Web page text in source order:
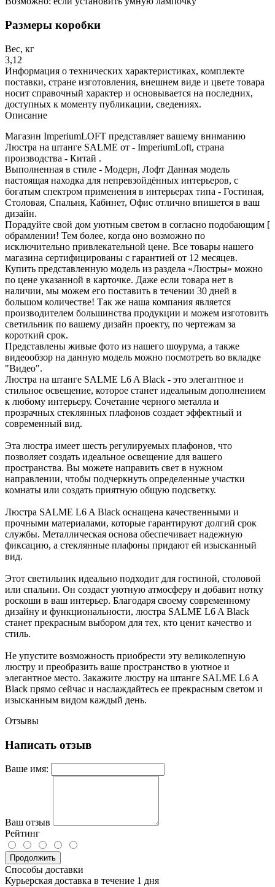
Размеры коробки
Вес, кг
3,12
Информация о технических характеристиках, комплекте
поставки, стране изготовления, внешнем виде и цвете товара
носит справочный характер и основывается на последних,
доступных к моменту публикации, сведениях.
Описание
Магазин ImperiumLOFT представляет вашему вниманию
Люстра на штанге SALME от - ImperiumLoft, страна
производства - Китай .
Выполненная в стиле - Модерн, Лофт Данная модель
настоящая находка для непревзойдённых интерьеров, с
богатым спектром применения в интерьерах типа - Гостиная,
Столовая, Спальня, Кабинет, Офис отлично впишется в ваш
дизайн.
Порадуйте свой дом уютным светом в согласно подобающим [
обрамлении! Тем более, когда оно возможно по
исключительно привлекательной цене. Все товары нашего
магазина сертифицированы с гарантией от 12 месяцев.
Купить представленную модель из раздела «Люстры» можно
по цене указанной в карточке. Даже если товара нет в
наличии, мы можем его поставить в течении 30 дней в
большом количестве! Так же наша компания является
производителем большинства продукции и можем изготовить
светильник по вашему дизайн проекту, по чертежам за
короткий срок.
Представлены живые фото из нашего шоурума, а также
видеообзор на данную модель можно посмотреть во вкладке
"Видео".
Люстра на штанге SALME L6 A Black - это элегантное и
стильное освещение, которое станет идеальным дополнением
к любому интерьеру. Сочетание черного металла и
прозрачных стеклянных плафонов создает эффектный и
современный вид.
Эта люстра имеет шесть регулируемых плафонов, что
позволяет создать идеальное освещение для вашего
пространства. Вы можете направить свет в нужном
направлении, чтобы подчеркнуть определенные участки
комнаты или создать приятную общую подсветку.
Люстра SALME L6 A Black оснащена качественными и
прочными материалами, которые гарантируют долгий срок
службы. Металлическая основа обеспечивает надежную
фиксацию, а стеклянные плафоны придают ей изысканный
вид.
Этот светильник идеально подходит для гостиной, столовой
или спальни. Он создаст уютную атмосферу и добавит нотку
роскоши в ваш интерьер. Благодаря своему современному
дизайну и функциональности, люстра SALME L6 A Black
станет прекрасным выбором для тех, кто ценит качество и
стиль.
Не упустите возможность приобрести эту великолепную
люстру и преобразить ваше пространство в уютное и
элегантное место. Закажите люстру на штанге SALME L6 A
Black прямо сейчас и наслаждайтесь ее прекрасным светом и
изысканным видом каждый день.
Отзывы
Написать отзыв
Ваше имя:
Ваш отзыв
Рейтинг
Продолжить
Способы доставки
Курьерская доставка в течение 1 дня